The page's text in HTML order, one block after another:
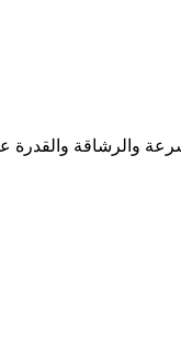
والرشاقة